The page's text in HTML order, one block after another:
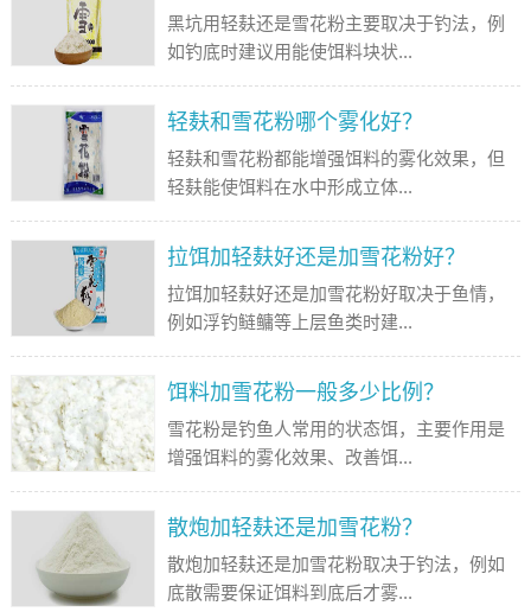
黑坑用轻麸还是雪花粉主要取决于钓法，例
如钓底时建议用能使饵料块状...
轻麸和雪花粉哪个雾化好？
轻麸和雪花粉都能增强饵料的雾化效果，但
轻麸能使饵料在水中形成立体...
拉饵加轻麸好还是加雪花粉好？
拉饵加轻麸好还是加雪花粉好取决于鱼情，
例如浮钓鲢鳙等上层鱼类时建...
饵料加雪花粉一般多少比例？
雪花粉是钓鱼人常用的状态饵，主要作用是
增强饵料的雾化效果、改善饵...
散炮加轻麸还是加雪花粉？
散炮加轻麸还是加雪花粉取决于钓法，例如
底散需要保证饵料到底后才雾...